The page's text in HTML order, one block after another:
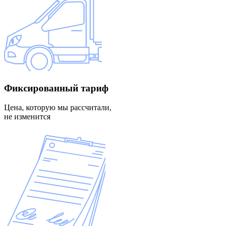
Фиксированный тариф
Цена, которую мы рассчитали,
не изменится